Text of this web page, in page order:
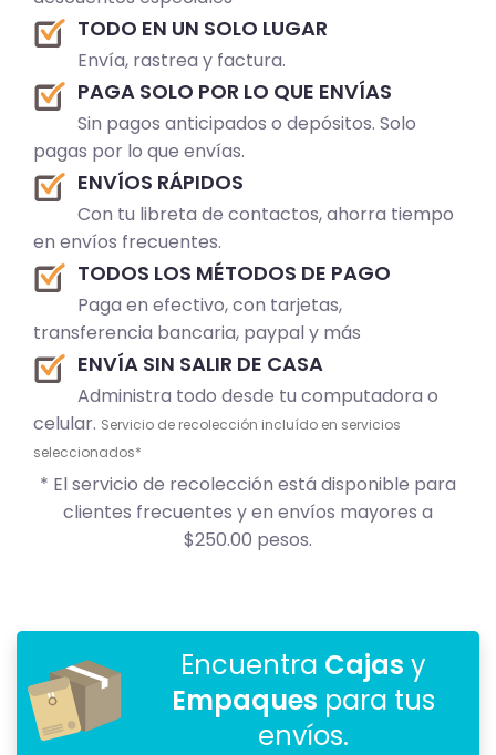
TODO EN UN SOLO LUGAR
Envía, rastrea y factura.
PAGA SOLO POR LO QUE ENVÍAS
Sin pagos anticipados o depósitos. Solo
pagas por lo que envías.
ENVÍOS RÁPIDOS
Con tu libreta de contactos, ahorra tiempo
en envíos frecuentes.
TODOS LOS MÉTODOS DE PAGO
Paga en efectivo, con tarjetas,
transferencia bancaria, paypal y más
ENVÍA SIN SALIR DE CASA
Administra todo desde tu computadora o
celular. Servicio de recolección incluído en servicios
seleccionados*
* El servicio de recolección está disponible para
clientes frecuentes y en envíos mayores a
$250.00 pesos.
Encuentra Cajas y
Empaques para tus
envíos.